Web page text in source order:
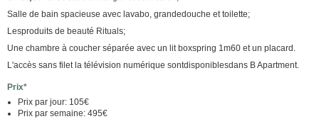
Salle de bain spacieuse avec lavabo, grandedouche et toilette;
Lesproduits de beauté Rituals;
Une chambre à coucher séparée avec un lit boxspring 1m60 et un placard.
L'accès sans filet la télévision numérique sontdisponiblesdans B Apartment.
Prix*
Prix par jour: 105€
Prix par semaine: 495€